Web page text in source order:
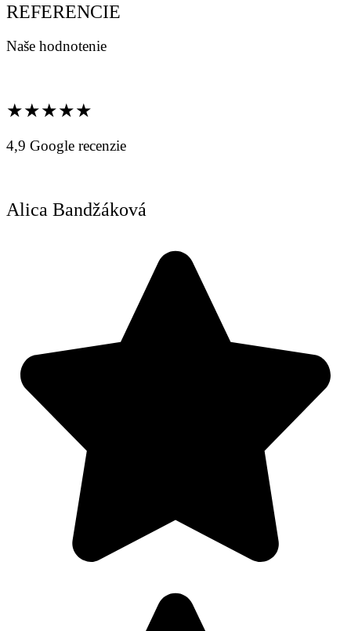
REFERENCIE
Naše hodnotenie
★★★★★
4,9 Google recenzie
Alica Bandžáková